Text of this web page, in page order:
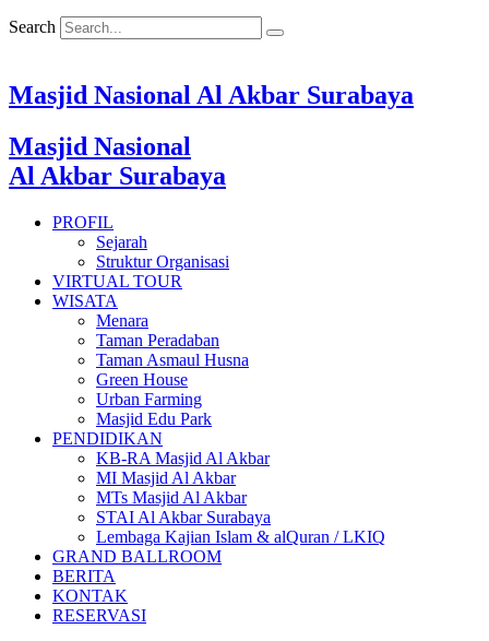
Search
Masjid Nasional Al Akbar Surabaya
Masjid Nasional
Al Akbar Surabaya
PROFIL
Sejarah
Struktur Organisasi
VIRTUAL TOUR
WISATA
Menara
Taman Peradaban
Taman Asmaul Husna
Green House
Urban Farming
Masjid Edu Park
PENDIDIKAN
KB-RA Masjid Al Akbar
MI Masjid Al Akbar
MTs Masjid Al Akbar
STAI Al Akbar Surabaya
Lembaga Kajian Islam & alQuran / LKIQ
GRAND BALLROOM
BERITA
KONTAK
RESERVASI